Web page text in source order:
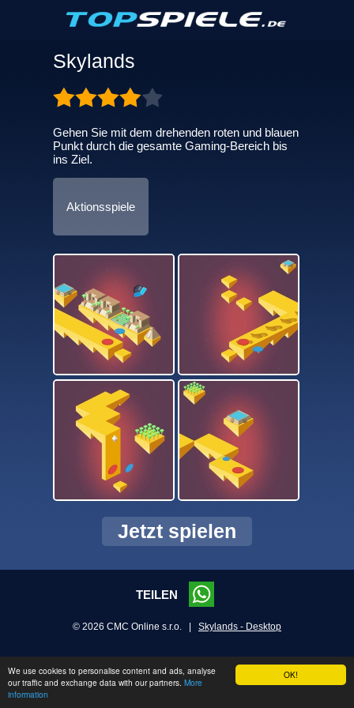
OK!
We use cookies to personalise content and ads, analyse
our traffic and exchange data with our partners. More
information
Skylands
Gehen Sie mit dem drehenden roten und blauen
Punkt durch die gesamte Gaming-Bereich bis
ins Ziel.
Aktionsspiele
Jetzt spielen
TEILEN
© 2026 CMC Online s.r.o. | Skylands - Desktop